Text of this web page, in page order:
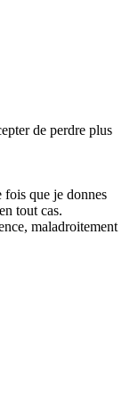
de perdre plus
fois que je donnes
tout cas.
maladroitement